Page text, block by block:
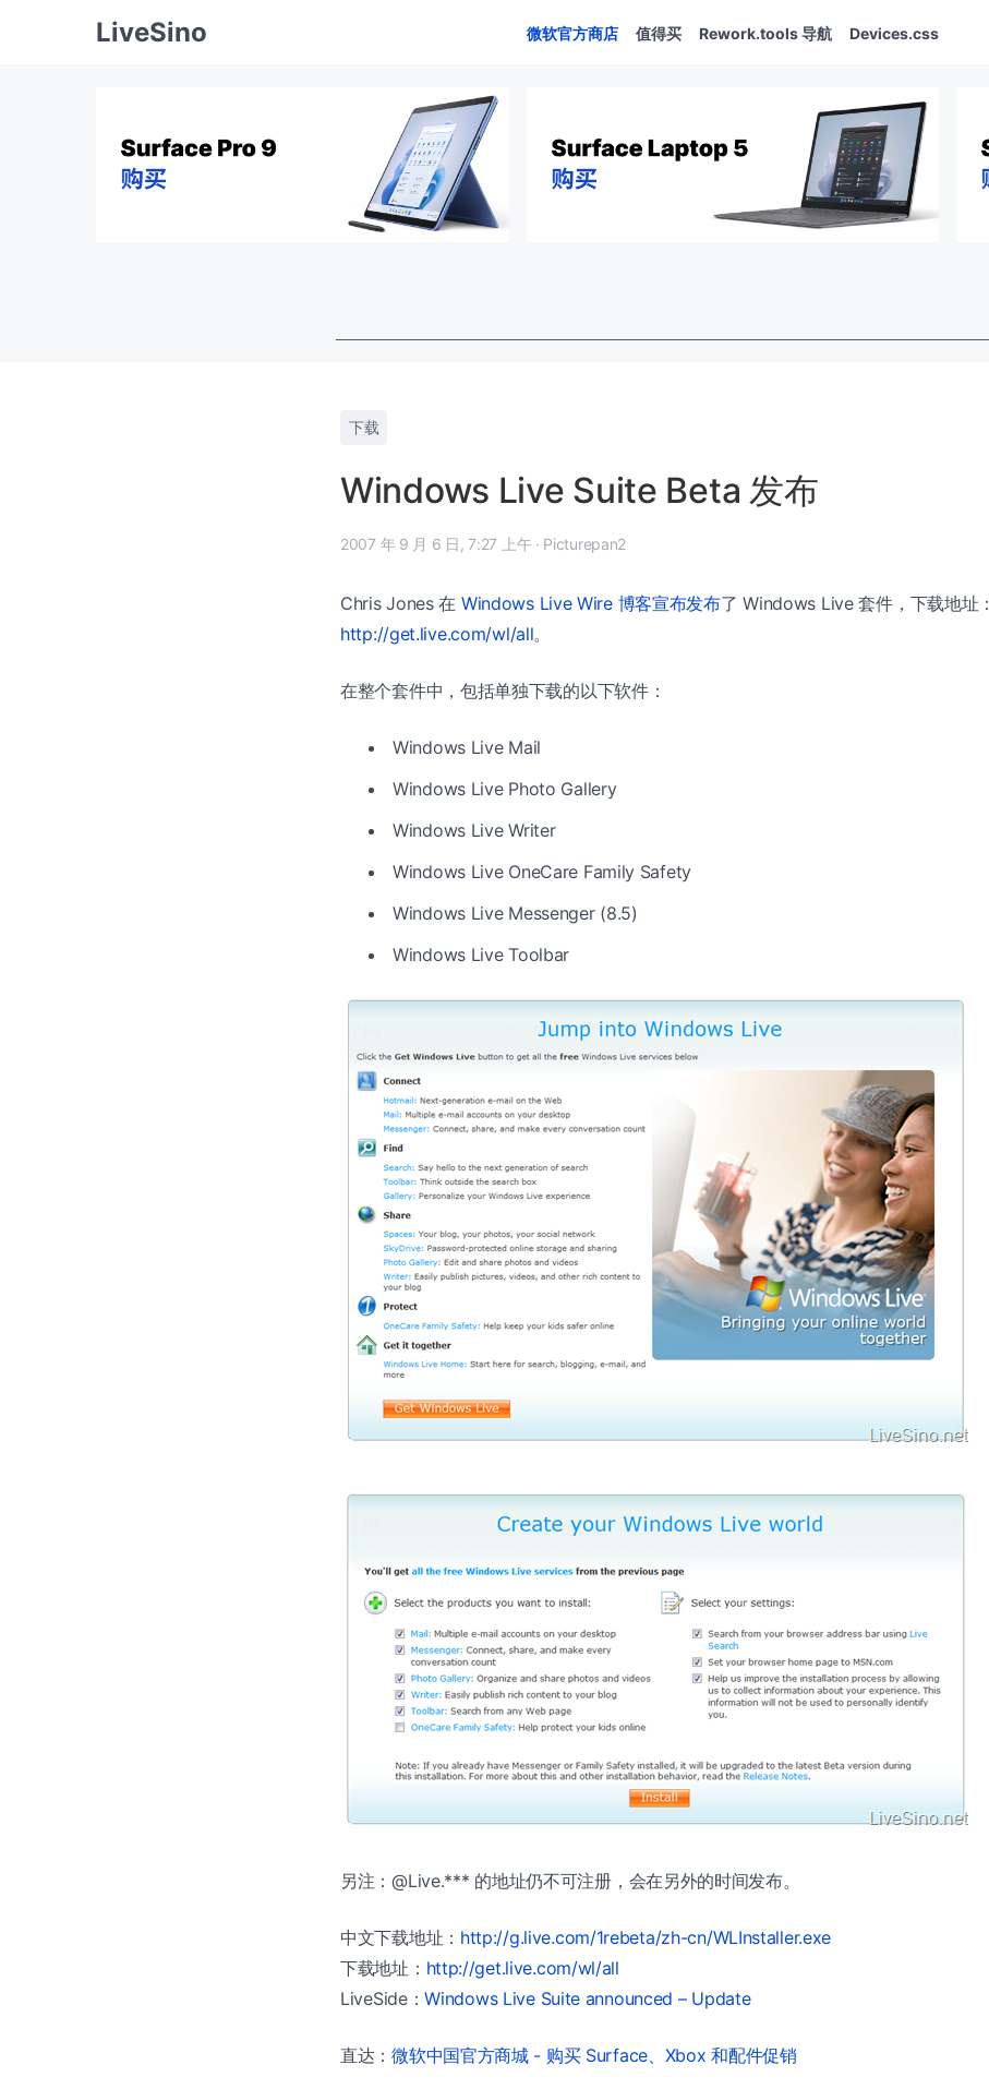
LiveSino 微软官方商店 值得买 Rework.tools 导航 Devices.css
下载
Windows Live Suite Beta 发布
2007 年 9 月 6 日, 7:27 上午 · Picturepan2
Chris Jones 在 Windows Live Wire 博客宣布发布了 Windows Live 套件，下载地址：
http://get.live.com/wl/all。
在整个套件中，包括单独下载的以下软件：
Windows Live Mail
Windows Live Photo Gallery
Windows Live Writer
Windows Live OneCare Family Safety
Windows Live Messenger (8.5)
Windows Live Toolbar
另注：@Live.*** 的地址仍不可注册，会在另外的时间发布。
中文下载地址： http://g.live.com/1rebeta/zh-cn/WLInstaller.exe
下载地址： http://get.live.com/wl/all
LiveSide：Windows Live Suite announced – Update
直达：微软中国官方商城 - 购买 Surface、Xbox 和配件促销